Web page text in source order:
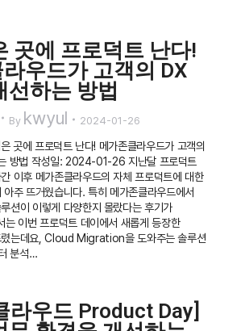
곳에 프로덕트 난다!
우드가 고객의 DX
선하는 방법
By kwyul 2024-01-26
곳에 프로덕트 난다! 메가존클라우드가 고객의
방법 작성일: 2024-01-26 지난달 프로덕트
이후 메가존클라우드의 자체 프로덕트에 대한
아주 뜨거웠습니다. 특히 메가존클라우드에서
션이 이렇게 다양한지 몰랐다는 후기가
는 이번 프로덕트 데이에서 새롭게 등장한
렸는데요, Cloud Migration을 도와주는 솔루션
분석…
라우드 Product Day]